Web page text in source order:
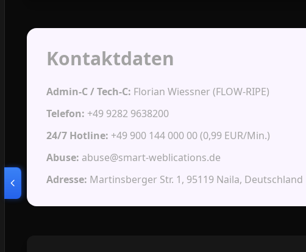
Kontaktdaten
Admin-C / Tech-C: Florian Wiessner (FLOW-RIPE)
Telefon: +49 9282 9638200
24/7 Hotline: +49 900 144 000 00 (0,99 EUR/Min.)
Abuse: abuse@smart-weblications.de
Adresse: Martinsberger Str. 1, 95119 Naila, Deutschland